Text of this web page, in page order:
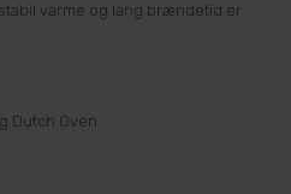
varme og lang brændetid er
Dutch Oven